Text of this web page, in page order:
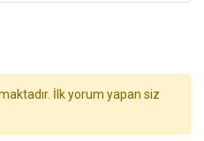
İlk yorum yapan siz